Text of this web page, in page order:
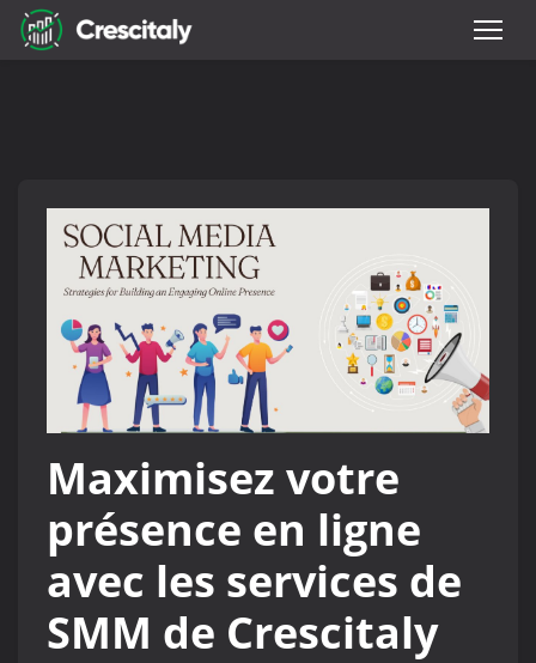
Maximisez votre
présence en ligne
avec les services de
SMM de Crescitaly